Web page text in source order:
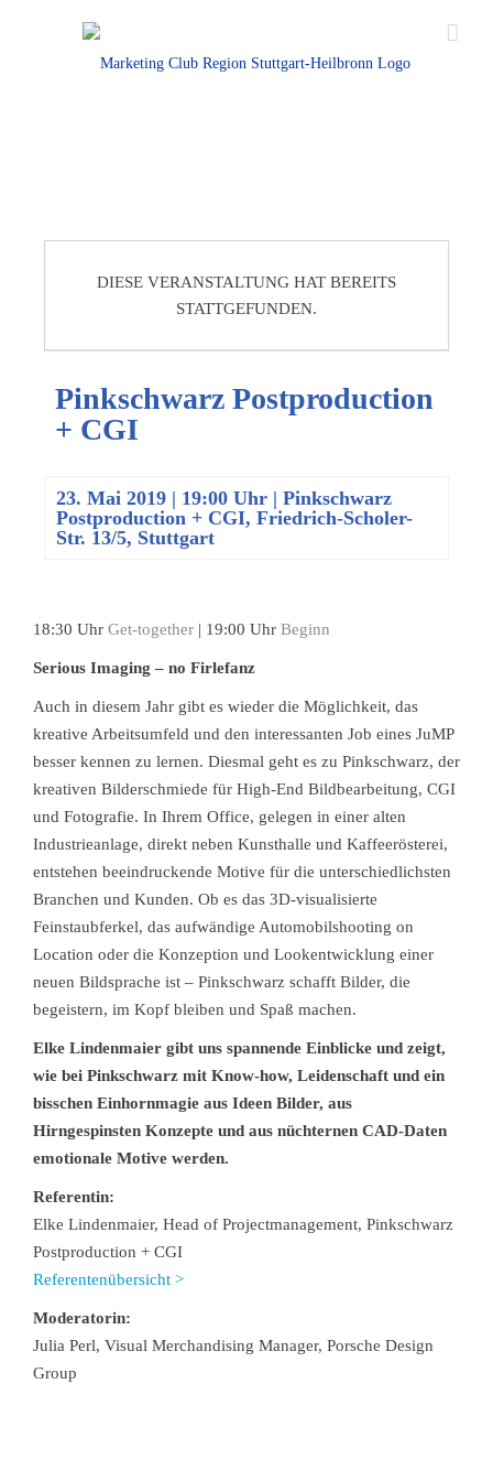
DIESE VERANSTALTUNG HAT BEREITS
STATTGEFUNDEN.
Pinkschwarz Postproduction
+ CGI
23. Mai 2019 | 19:00 Uhr | Pinkschwarz
Postproduction + CGI, Friedrich-Scholer-
Str. 13/5, Stuttgart
18:30 Uhr Get-together | 19:00 Uhr Beginn
Serious Imaging – no Firlefanz
Auch in diesem Jahr gibt es wieder die Möglichkeit, das
kreative Arbeitsumfeld und den interessanten Job eines JuMP
besser kennen zu lernen. Diesmal geht es zu Pinkschwarz, der
kreativen Bilderschmiede für High-End Bildbearbeitung, CGI
und Fotografie. In Ihrem Office, gelegen in einer alten
Industrieanlage, direkt neben Kunsthalle und Kaffeerösterei,
entstehen beeindruckende Motive für die unterschiedlichsten
Branchen und Kunden. Ob es das 3D-visualisierte
Feinstaubferkel, das aufwändige Automobilshooting on
Location oder die Konzeption und Lookentwicklung einer
neuen Bildsprache ist – Pinkschwarz schafft Bilder, die
begeistern, im Kopf bleiben und Spaß machen.
Elke Lindenmaier gibt uns spannende Einblicke und zeigt,
wie bei Pinkschwarz mit Know-how, Leidenschaft und ein
bisschen Einhornmagie aus Ideen Bilder, aus
Hirngespinsten Konzepte und aus nüchternen CAD-Daten
emotionale Motive werden.
Referentin:
Elke Lindenmaier, Head of Projectmanagement, Pinkschwarz
Postproduction + CGI
Referentenübersicht >
Moderatorin:
Julia Perl, Visual Merchandising Manager, Porsche Design
Group